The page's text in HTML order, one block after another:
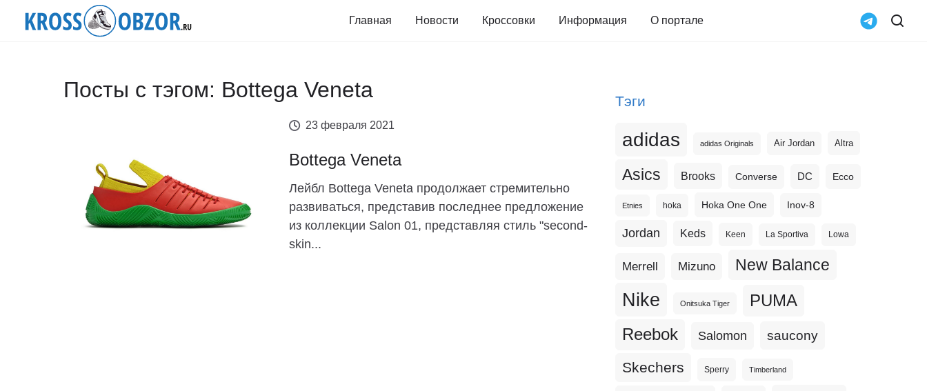
Главная Новости Кроссовки Информация О портале
Посты с тэгом: Bottega Veneta
23 февраля 2021
Bottega Veneta
Лейбл Bottega Veneta продолжает стремительно
развиваться, представив последнее предложение
из коллекции Salon 01, представляя стиль "second-
skin...
Тэги
adidas adidas Originals Air Jordan Altra
Asics Brooks Converse DC Ecco
Etnies hoka Hoka One One Inov-8
Jordan Keds Keen La Sportiva Lowa
Merrell Mizuno New Balance
Nike Onitsuka Tiger PUMA
Reebok Salomon saucony
Skechers Sperry Timberland